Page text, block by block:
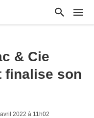
& Cie
finalise son
2022 à 11h02